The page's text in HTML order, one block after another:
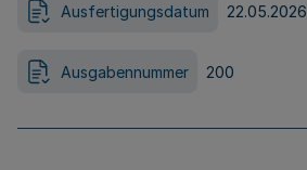
Ausfertigungsdatum 22.05.2026
Ausgabennummer 200